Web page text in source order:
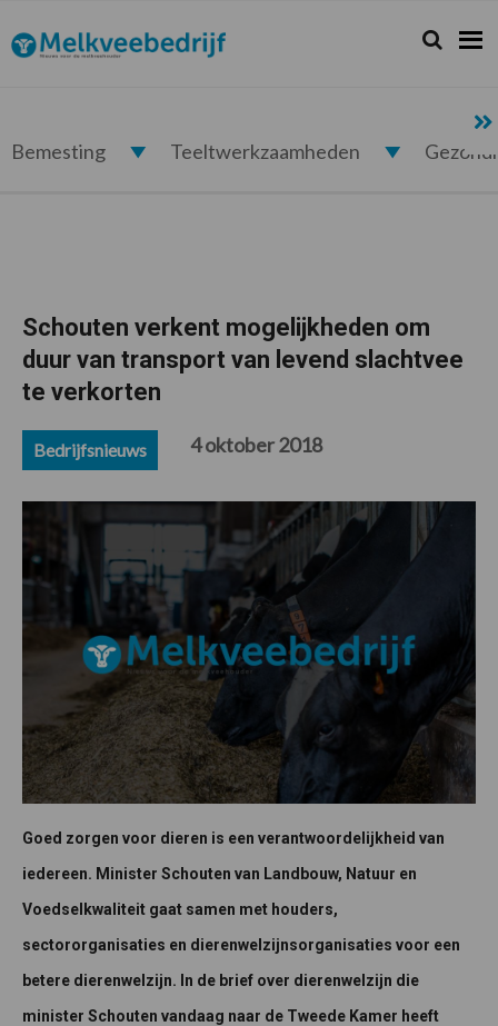
de
hoofdnavigatie
de
hoofd
de
eerste
de
voettekst
Melkveebedrijf.nl Zoeken...
Zoek
Bemesting Teeltwerkzaamheden
Schouten verkent mogelijkheden om
duur van transport van levend slachtvee
te verkorten
Bedrijfsnieuws 4 oktober 2018
Goed zorgen voor dieren is een verantwoordelijkheid van
iedereen. Minister Schouten van Landbouw, Natuur en
Voedselkwaliteit gaat samen met houders,
sectororganisaties en dierenwelzijnsorganisaties voor een
betere dierenwelzijn. In de brief over dierenwelzijn die
minister Schouten vandaag naar de Tweede Kamer heeft